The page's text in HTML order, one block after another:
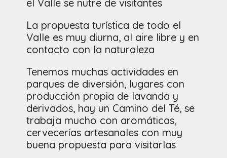
el Valle se nutre de visitantes
La propuesta turística de todo el
Valle es muy diurna, al aire libre y en
contacto con la naturaleza
Tenemos muchas actividades en
parques de diversión, lugares con
producción propia de lavanda y
derivados, hay un Camino del Té, se
trabaja mucho con aromáticas,
cervecerías artesanales con muy
buena propuesta para visitarlas